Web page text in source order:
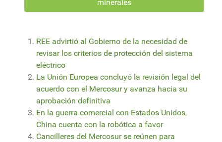
minerales
REE advirtió al Gobierno de la necesidad de
revisar los criterios de protección del sistema
eléctrico
La Unión Europea concluyó la revisión legal del
acuerdo con el Mercosur y avanza hacia su
aprobación definitiva
En la guerra comercial con Estados Unidos,
China cuenta con la robótica a favor
Cancilleres del Mercosur se reúnen para